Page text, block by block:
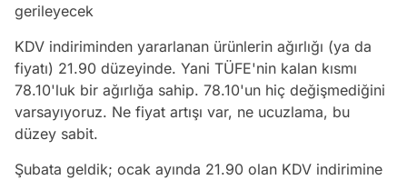
gerileyecek
KDV indiriminden yararlanan ürünlerin ağırlığı (ya da
fiyatı) 21.90 düzeyinde. Yani TÜFE'nin kalan kısmı
78.10'luk bir ağırlığa sahip. 78.10'un hiç değişmediğini
varsayıyoruz. Ne fiyat artışı var, ne ucuzlama, bu
düzey sabit.
Şubata geldik; ocak ayında 21.90 olan KDV indirimine